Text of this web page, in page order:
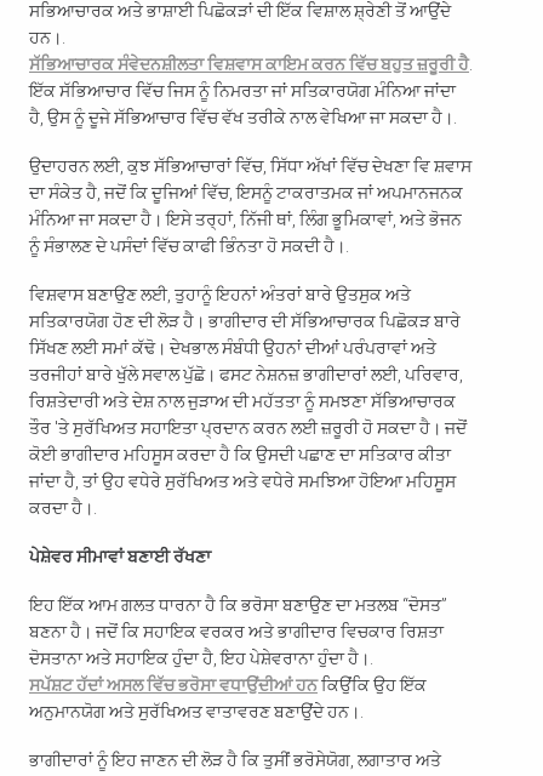
ਸਭਿਆਚਾਰਕ ਅਤੇ ਭਾਸ਼ਾਈ ਪਿਛੋਕੜਾਂ ਦੀ ਇੱਕ ਵਿਸ਼ਾਲ ਸ਼੍ਰੇਣੀ ਤੋਂ ਆਉਂਦੇ
ਹਨ।.
ਸੱਭਿਆਚਾਰਕ ਸੰਵੇਦਨਸ਼ੀਲਤਾ ਵਿਸ਼ਵਾਸ ਕਾਇਮ ਕਰਨ ਵਿੱਚ ਬਹੁਤ ਜ਼ਰੂਰੀ ਹੈ.
ਇੱਕ ਸੱਭਿਆਚਾਰ ਵਿੱਚ ਜਿਸ ਨੂੰ ਨਿਮਰਤਾ ਜਾਂ ਸਤਿਕਾਰਯੋਗ ਮੰਨਿਆ ਜਾਂਦਾ
ਹੈ, ਉਸ ਨੂੰ ਦੂਜੇ ਸੱਭਿਆਚਾਰ ਵਿੱਚ ਵੱਖ ਤਰੀਕੇ ਨਾਲ ਵੇਖਿਆ ਜਾ ਸਕਦਾ ਹੈ।.
ਉਦਾਹਰਨ ਲਈ, ਕੁਝ ਸੱਭਿਆਚਾਰਾਂ ਵਿੱਚ, ਸਿੱਧਾ ਅੱਖਾਂ ਵਿੱਚ ਦੇਖਣਾ ਵਿ ਸ਼ਵਾਸ
ਦਾ ਸੰਕੇਤ ਹੈ, ਜਦੋਂ ਕਿ ਦੂਜਿਆਂ ਵਿੱਚ, ਇਸਨੂੰ ਟਾਕਰਾਤਮਕ ਜਾਂ ਅਪਮਾਨਜਨਕ
ਮੰਨਿਆ ਜਾ ਸਕਦਾ ਹੈ। ਇਸੇ ਤਰ੍ਹਾਂ, ਨਿੱਜੀ ਥਾਂ, ਲਿੰਗ ਭੂਮਿਕਾਵਾਂ, ਅਤੇ ਭੋਜਨ
ਨੂੰ ਸੰਭਾਲਣ ਦੇ ਪਸੰਦਾਂ ਵਿੱਚ ਕਾਫੀ ਭਿੰਨਤਾ ਹੋ ਸਕਦੀ ਹੈ।.
ਵਿਸ਼ਵਾਸ ਬਣਾਉਣ ਲਈ, ਤੁਹਾਨੂੰ ਇਹਨਾਂ ਅੰਤਰਾਂ ਬਾਰੇ ਉਤਸੁਕ ਅਤੇ
ਸਤਿਕਾਰਯੋਗ ਹੋਣ ਦੀ ਲੋੜ ਹੈ। ਭਾਗੀਦਾਰ ਦੀ ਸੱਭਿਆਚਾਰਕ ਪਿਛੋਕੜ ਬਾਰੇ
ਸਿੱਖਣ ਲਈ ਸਮਾਂ ਕੱਢੋ। ਦੇਖਭਾਲ ਸੰਬੰਧੀ ਉਹਨਾਂ ਦੀਆਂ ​​ਪਰੰਪਰਾਵਾਂ ਅਤੇ
ਤਰਜੀਹਾਂ ਬਾਰੇ ਖੁੱਲੇ ਸਵਾਲ ਪੁੱਛੋ। ਫਸਟ ਨੇਸ਼ਨਜ਼ ਭਾਗੀਦਾਰਾਂ ਲਈ, ਪਰਿਵਾਰ,
ਰਿਸ਼ਤੇਦਾਰੀ ਅਤੇ ਦੇਸ਼ ਨਾਲ ਜੁੜਾਅ ਦੀ ਮਹੱਤਤਾ ਨੂੰ ਸਮਝਣਾ ਸੱਭਿਆਚਾਰਕ
ਤੌਰ 'ਤੇ ਸੁਰੱਖਿਅਤ ਸਹਾਇਤਾ ਪ੍ਰਦਾਨ ਕਰਨ ਲਈ ਜ਼ਰੂਰੀ ਹੋ ਸਕਦਾ ਹੈ। ਜਦੋਂ
ਕੋਈ ਭਾਗੀਦਾਰ ਮਹਿਸੂਸ ਕਰਦਾ ਹੈ ਕਿ ਉਸਦੀ ਪਛਾਣ ਦਾ ਸਤਿਕਾਰ ਕੀਤਾ
ਜਾਂਦਾ ਹੈ, ਤਾਂ ਉਹ ਵਧੇਰੇ ਸੁਰੱਖਿਅਤ ਅਤੇ ਵਧੇਰੇ ਸਮਝਿਆ ਹੋਇਆ ਮਹਿਸੂਸ
ਕਰਦਾ ਹੈ।.
ਪੇਸ਼ੇਵਰ ਸੀਮਾਵਾਂ ਬਣਾਈ ਰੱਖਣਾ
ਇਹ ਇੱਕ ਆਮ ਗਲਤ ਧਾਰਨਾ ਹੈ ਕਿ ਭਰੋਸਾ ਬਣਾਉਣ ਦਾ ਮਤਲਬ “ਦੋਸਤ”
ਬਣਨਾ ਹੈ। ਜਦੋਂ ਕਿ ਸਹਾਇਕ ਵਰਕਰ ਅਤੇ ਭਾਗੀਦਾਰ ਵਿਚਕਾਰ ਰਿਸ਼ਤਾ
ਦੋਸਤਾਨਾ ਅਤੇ ਸਹਾਇਕ ਹੁੰਦਾ ਹੈ, ਇਹ ਪੇਸ਼ੇਵਰਾਨਾ ਹੁੰਦਾ ਹੈ।.
ਸਪੱਸ਼ਟ ਹੱਦਾਂ ਅਸਲ ਵਿੱਚ ਭਰੋਸਾ ਵਧਾਉਂਦੀਆਂ ਹਨਕਿਉਂਕਿ ਉਹ ਇੱਕ
ਅਨੁਮਾਨਯੋਗ ਅਤੇ ਸੁਰੱਖਿਅਤ ਵਾਤਾਵਰਣ ਬਣਾਉਂਦੇ ਹਨ।.
ਭਾਗੀਦਾਰਾਂ ਨੂੰ ਇਹ ਜਾਣਨ ਦੀ ਲੋੜ ਹੈ ਕਿ ਤੁਸੀਂ ਭਰੋਸੇਯੋਗ, ਲਗਾਤਾਰ ਅਤੇ